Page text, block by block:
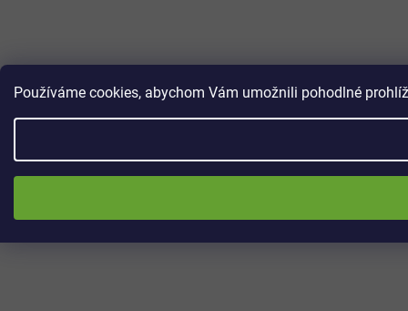
Používáme cookies, abychom Vám umožnili pohodlné